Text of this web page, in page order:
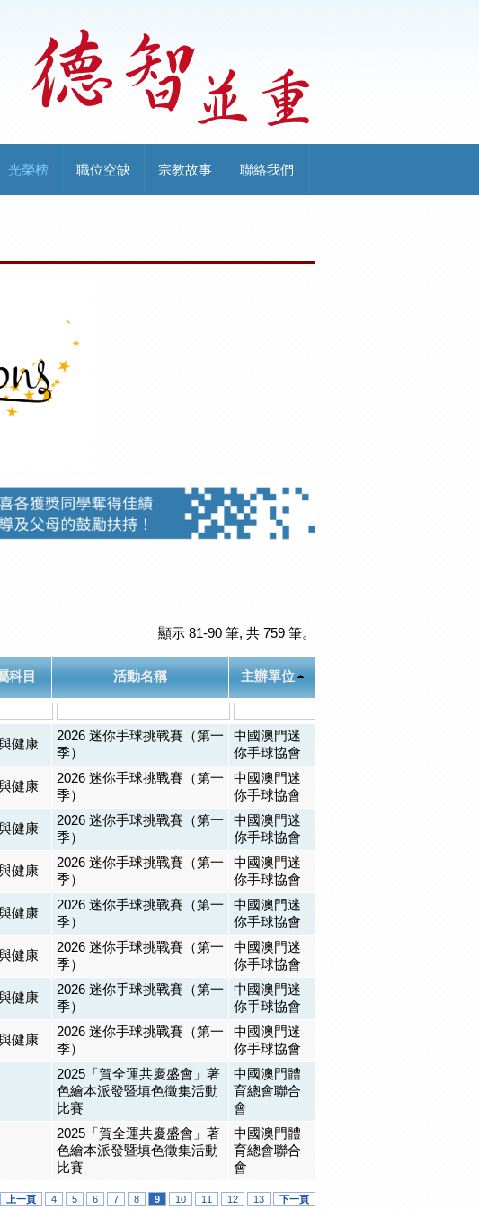
光榮榜 職位空缺 宗教故事 聯絡我們
顯示 81-90 筆, 共 759 筆。
科目 活動名稱 主辦單位
健康
2026 迷你手球挑戰賽（第一
季）
中國澳門迷
你手球協會
健康
2026 迷你手球挑戰賽（第一
季）
中國澳門迷
你手球協會
健康
2026 迷你手球挑戰賽（第一
季）
中國澳門迷
你手球協會
健康
2026 迷你手球挑戰賽（第一
季）
中國澳門迷
你手球協會
健康
2026 迷你手球挑戰賽（第一
季）
中國澳門迷
你手球協會
健康
2026 迷你手球挑戰賽（第一
季）
中國澳門迷
你手球協會
健康
2026 迷你手球挑戰賽（第一
季）
中國澳門迷
你手球協會
健康
2026 迷你手球挑戰賽（第一
季）
中國澳門迷
你手球協會
2025「賀全運共慶盛會」著
色繪本派發暨填色徵集活動
比賽
中國澳門體
育總會聯合
會
2025「賀全運共慶盛會」著
色繪本派發暨填色徵集活動
比賽
中國澳門體
育總會聯合
會
上一頁 4 5 6 7 8 9 10 11 12 13 下一頁